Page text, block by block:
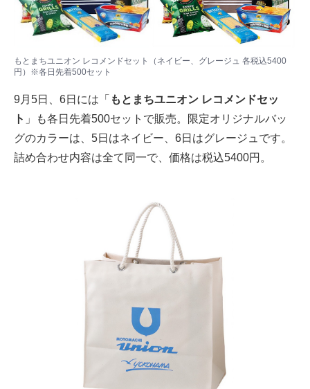
もとまちユニオン レコメンドセット（ネイビー、グレージュ 各税込5400
円）※各日先着500セット
9月5日、6日には「 もとまちユニオン レコメンドセッ
ト 」も各日先着500セットで販売。限定オリジナルバッ
グのカラーは、5日はネイビー、6日はグレージュです。
詰め合わせ内容は全て同一で、価格は税込5400円。